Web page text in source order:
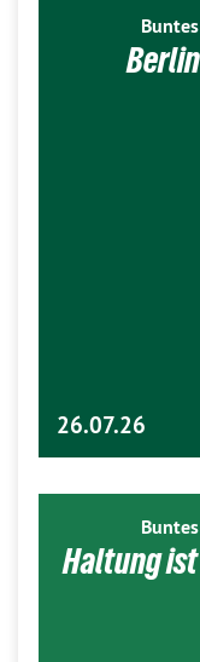
26.07.26
Haltung ist